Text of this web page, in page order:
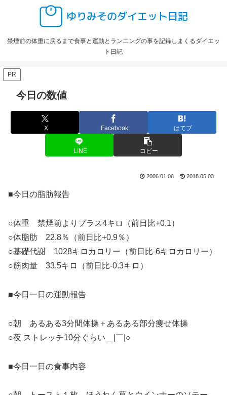
禁煙前の体重に戻るまで食事と運動とラン二ングの事を記録しまくるダイエッ
ト日記
PR
今日の数値
X Facebook はてブ
LINE コピー
2006.01.06 2018.05.03
■今日の脂肪報告
○体重 禁煙前よりプラス4キロ（前日比+0.1）
○体脂肪 22.8％（前日比+0.9％）
○基礎代謝 1028キロカロリー（前日比-6キロカロリー）
○筋肉量 33.5キロ（前日比-0.3キロ）
■今日一日の運動報告
○朝 あるある3分間体操＋あるある部分痩せ体操
○夜 ストレッチ10分ぐらい＿|￣|○
■今日一日の食事内容